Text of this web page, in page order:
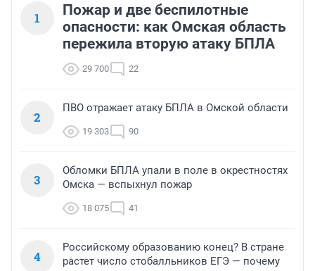
1
Пожар и две беспилотные
опасности: как Омская область
пережила вторую атаку БПЛА
29 700 22
2
ПВО отражает атаку БПЛА в Омской области
19 303 90
3
Обломки БПЛА упали в поле в окрестностях
Омска — вспыхнул пожар
18 075 41
4
Российскому образованию конец? В стране
растет число стобалльников ЕГЭ — почему